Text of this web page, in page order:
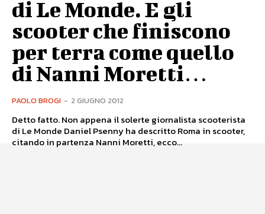
di Le Monde. E gli
scooter che finiscono
per terra come quello
di Nanni Moretti…
PAOLO BROGI - 2 GIUGNO 2012
Detto fatto. Non appena il solerte giornalista scooterista
di Le Monde Daniel Psenny ha descritto Roma in scooter,
citando in partenza Nanni Moretti, ecco...